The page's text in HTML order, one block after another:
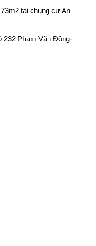
tại chung cưAn
232 Phạm Văn Đồng-